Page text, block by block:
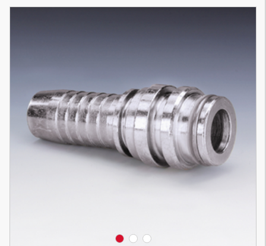
Modelo 3D